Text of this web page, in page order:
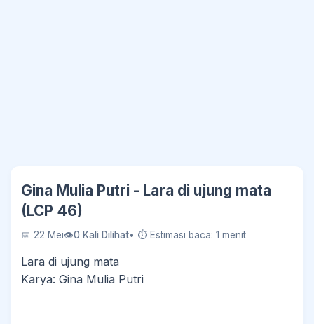
Gina Mulia Putri - Lara di ujung mata
(LCP 46)
📅 22 Mei👁0 Kali Dilihat• ⏱ Estimasi baca: 1 menit
Lara di ujung mata
Karya: Gina Mulia Putri